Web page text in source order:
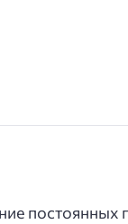
постоянных